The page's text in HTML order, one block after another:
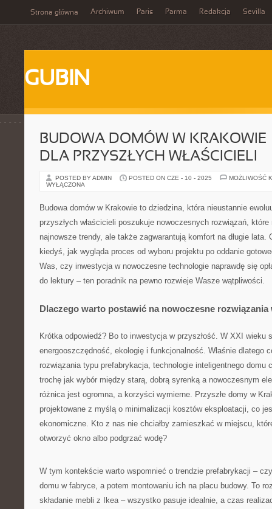
Strona główna Archiwum Paris Parma Redakcja Sevilla
GUBIN
BUDOWA DOMÓW W KRAKOWIE
DLA PRZYSZŁYCH WŁAŚCICIELI
POSTED BY ADMIN POSTED ON CZE - 10 - 2025
MOŻLIWOŚĆ
WYŁĄCZONA
Budowa domów w Krakowie to dziedzina, która nieustannie
przyszłych właścicieli poszukuje nowoczesnych rozwiązań,
najnowsze trendy, ale także zagwarantują komfort na długie
kiedyś, jak wygląda proces od wyboru projektu po oddanie
Was, czy inwestycja w nowoczesne technologie naprawdę się
do lektury – ten poradnik na pewno rozwieje Wasze wątpliwości.
Dlaczego warto postawić na nowoczesne
Krótka odpowiedź? Bo to inwestycja w przyszłość. W XXI wieku
energooszczędność, ekologię i funkcjonalność. Właśnie dlatego
rozwiązania typu prefabrykacja, technologie inteligentnego domu
trochę jak wybór między starą, dobrą syrenką a nowoczesnym
różnica jest ogromna, a korzyści wymierne. Przyszłe domy w
projektowane z myślą o minimalizacji kosztów eksploatacji, co
ekonomiczne. Kto z nas nie chciałby zamieszkać w miejscu,
otworzyć okno albo podgrzać wodę?
W tym kontekście warto wspomnieć o trendzie prefabrykacji –
domu w fabryce, a potem montowaniu ich na placu budowy. To
składanie mebli z Ikea – wszystko pasuje idealnie, a czas